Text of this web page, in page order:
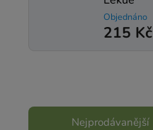
Objednáno
215 Kč
Nejprodávanější